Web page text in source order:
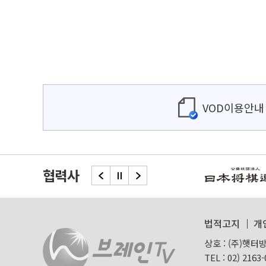
VOD이용안내
협력사
법적고지 개
상호 : (주)햇터
TEL : 02)